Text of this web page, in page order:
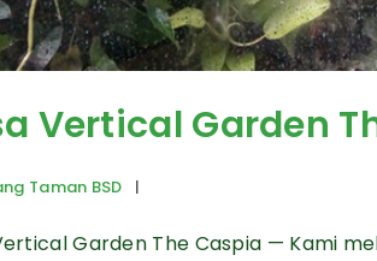
Vertical Garden
Taman BSD |
Garden The Caspia — Kami